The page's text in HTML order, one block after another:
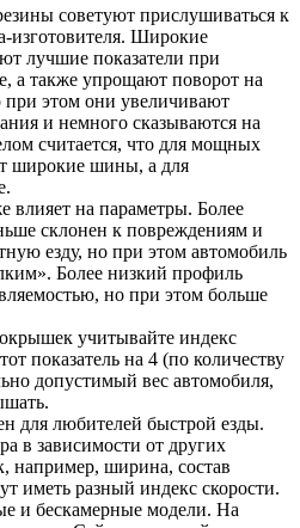
советуют прислушиваться к
изготовителя. Широкие
лучшие показатели при
а также упрощают поворот на
при этом они увеличивают
и немного сказываются на
считается, что для мощных
широкие шины, а для
влияет на параметры. Более
склонен к повреждениям и
езду, но при этом автомобиль
Более низкий профиль
но при этом больше
учитывайте индекс
показатель на 4 (по количеству
допустимый вес автомобиля,
для любителей быстрой езды.
в зависимости от других
например, ширина, состав
иметь разный индекс скорости.
и бескамерные модели. На